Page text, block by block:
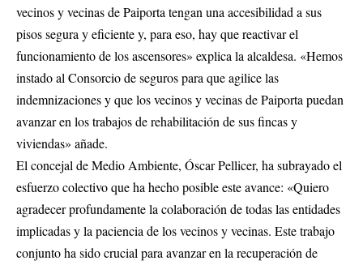
vecinos y vecinas de Paiporta tengan una accesibilidad a sus
pisos segura y eficiente y, para eso, hay que reactivar el
funcionamiento de los ascensores» explica la alcaldesa. «Hemos
instado al Consorcio de seguros para que agilice las
indemnizaciones y que los vecinos y vecinas de Paiporta puedan
avanzar en los trabajos de rehabilitación de sus fincas y
viviendas» añade.
El concejal de Medio Ambiente, Óscar Pellicer, ha subrayado el
esfuerzo colectivo que ha hecho posible este avance: «Quiero
agradecer profundamente la colaboración de todas las entidades
implicadas y la paciencia de los vecinos y vecinas. Este trabajo
conjunto ha sido crucial para avanzar en la recuperación de